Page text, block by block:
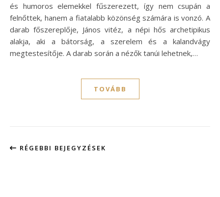
és humoros elemekkel fűszerezett, így nem csupán a
felnőttek, hanem a fiatalabb közönség számára is vonzó. A
darab főszereplője, János vitéz, a népi hős archetipikus
alakja, aki a bátorság, a szerelem és a kalandvágy
megtestesítője. A darab során a nézők tanúi lehetnek,…
TOVÁBB
RÉGEBBI BEJEGYZÉSEK